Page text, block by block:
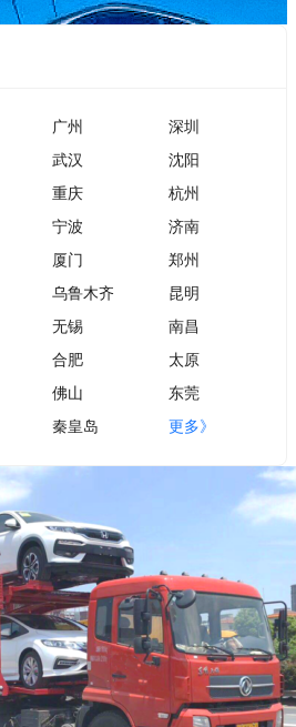
广州
深圳
武汉
沈阳
重庆
杭州
宁波
济南
厦门
郑州
乌鲁木齐
昆明
无锡
南昌
合肥
太原
佛山
东莞
秦皇岛 更多》